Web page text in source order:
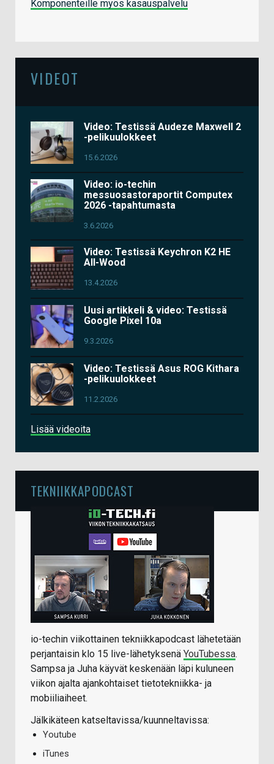
Komponenteille myös kasauspalvelu
VIDEOT
Video: Testissä Audeze Maxwell 2
-pelikuulokkeet
15.6.2026
Video: io-techin
messuosastoraportit Computex
2026 -tapahtumasta
3.6.2026
Video: Testissä Keychron K2 HE
All-Wood
13.4.2026
Uusi artikkeli & video: Testissä
Google Pixel 10a
9.3.2026
Video: Testissä Asus ROG Kithara
-pelikuulokkeet
11.2.2026
Lisää videoita
TEKNIIKKAPODCAST
io-techin viikottainen tekniikkapodcast lähetetään
perjantaisin klo 15 live-lähetyksenä YouTubessa.
Sampsa ja Juha käyvät keskenään läpi kuluneen
viikon ajalta ajankohtaiset tietotekniikka- ja
mobiiliaiheet.
Jälkikäteen katseltavissa/kuunneltavissa:
Youtube
iTunes